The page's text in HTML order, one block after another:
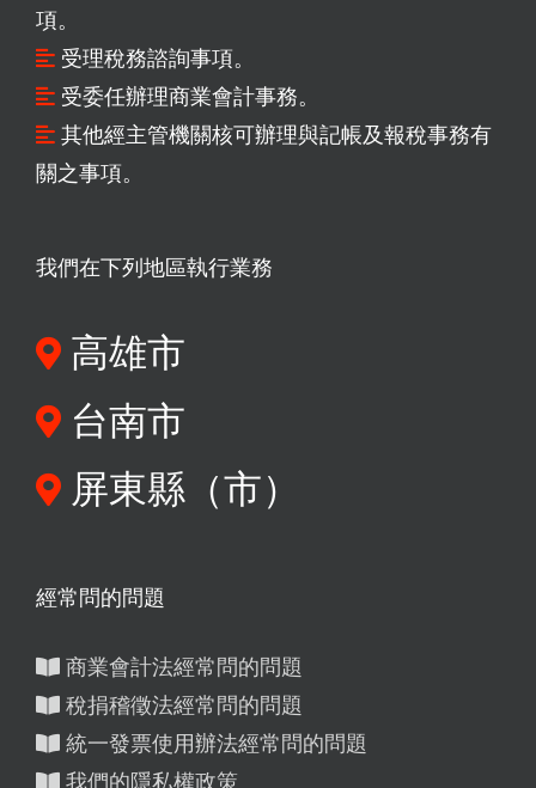
項。
受理稅務諮詢事項。
受委任辦理商業會計事務。
其他經主管機關核可辦理與記帳及報稅事務有
關之事項。
我們在下列地區執行業務
高雄市
台南市
屏東縣（市）
經常問的問題
商業會計法經常問的問題
稅捐稽徵法經常問的問題
統一發票使用辦法經常問的問題
我們的隱私權政策